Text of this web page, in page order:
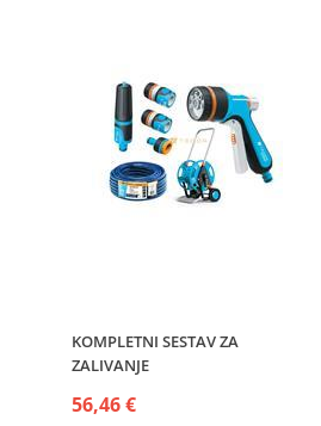
KOMPLETNI SESTAV ZA
ZALIVANJE
56,46 €